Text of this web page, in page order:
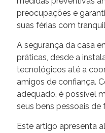
preocupações e
suas férias com
A segurança da casa
práticas, desde a
tecnológicos até a
amigos de confiança.
adequado, é possível
seus bens pessoais de
Este artigo apresenta